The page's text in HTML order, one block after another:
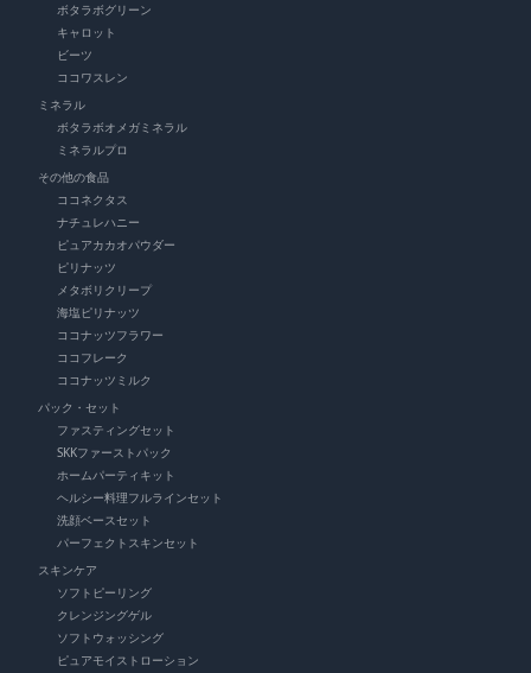
ボタラボグリーン
キャロット
ビーツ
ココワスレン
ミネラル
ボタラボオメガミネラル
ミネラルプロ
その他の食品
ココネクタス
ナチュレハニー
ピュアカカオパウダー
ピリナッツ
メタボリクリープ
海塩ピリナッツ
ココナッツフラワー
ココフレーク
ココナッツミルク
パック・セット
ファスティングセット
SKKファーストパック
ホームパーティキット
ヘルシー料理フルラインセット
洗顔ベースセット
パーフェクトスキンセット
スキンケア
ソフトピーリング
クレンジングゲル
ソフトウォッシング
ピュアモイストローション